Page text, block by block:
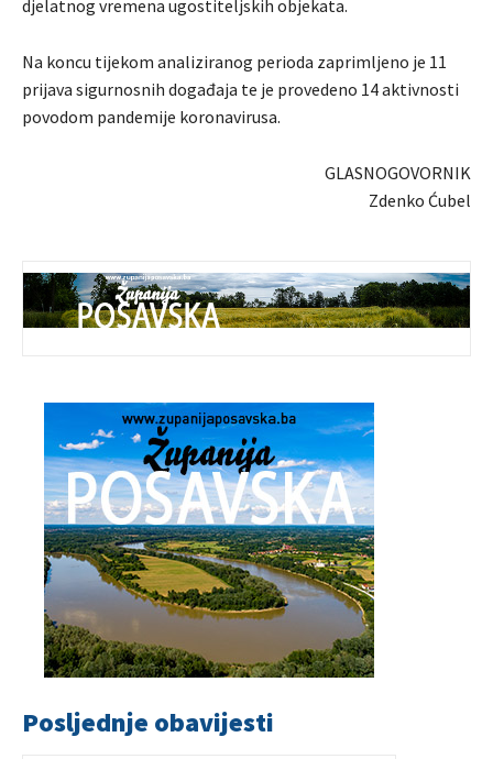
djelatnog vremena ugostiteljskih objekata.
Na koncu tijekom analiziranog perioda zaprimljeno je 11
prijava sigurnosnih događaja te je provedeno 14 aktivnosti
povodom pandemije koronavirusa.
GLASNOGOVORNIK
Zdenko Ćubel
Posljednje obavijesti